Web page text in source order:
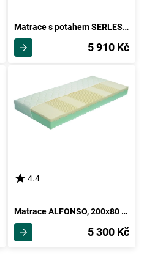
Matrace s potahem SERLES 90x200x20 cm
5 910 Kč
4.4
Matrace ALFONSO, 200x80 cm, výška 18 cm!
5 300 Kč